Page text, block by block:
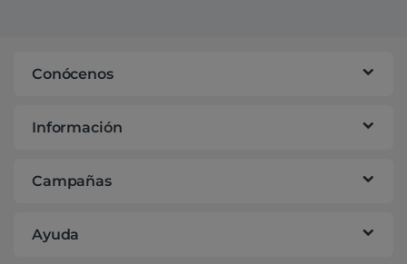
Conócenos
Información
Campañas
Ayuda